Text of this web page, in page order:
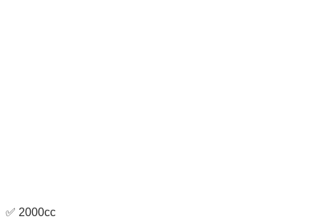
✅ 2000cc